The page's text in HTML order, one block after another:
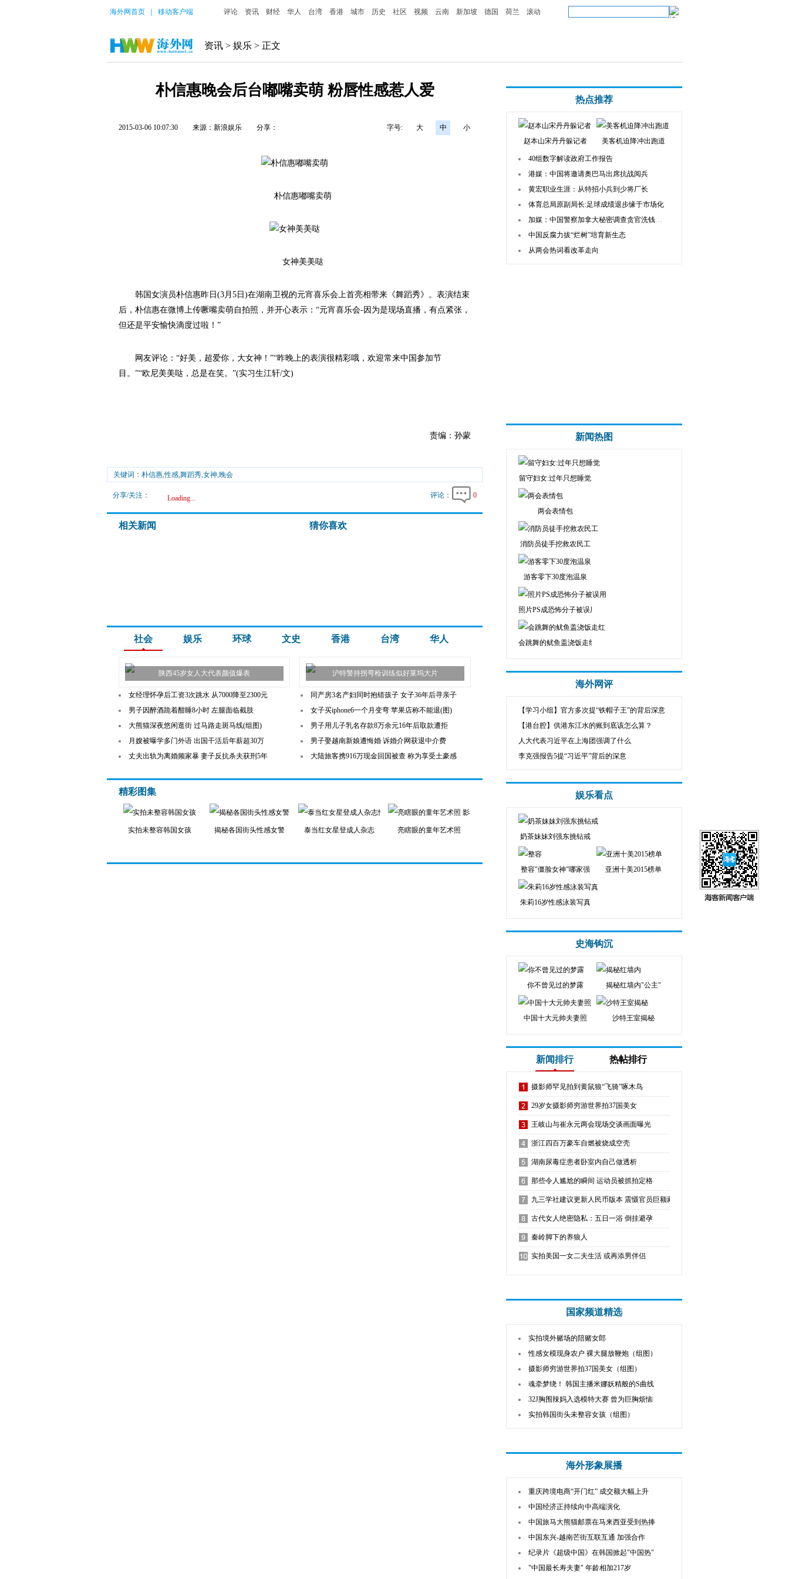
海外网首页 移动客户端 评论 资讯 财经 华人 台湾 香港 城市 历史 社区 视频 云南 新加坡 德国 荷兰 滚动
资讯 > 娱乐 > 正文
朴信惠晚会后台嘟嘴卖萌 粉唇性感惹人爱
2015-03-06 10:07:30 来源：新浪娱乐 分享： 字号: 大 中 小
朴信惠嘟嘴卖萌
女神美美哒
韩国女演员朴信惠昨日(3月5日)在湖南卫视的元宵喜乐会上首亮相带来《舞蹈秀》。表演结束
后，朴信惠在微博上传噘嘴卖萌自拍照，并开心表示：“元宵喜乐会-因为是现场直播，有点紧张，
但还是平安愉快滴度过啦！”
网友评论：“好美，超爱你，大女神！”“昨晚上的表演很精彩哦，欢迎常来中国参加节
目。”“欧尼美美哒，总是在笑。”(实习生江轩/文)
责编：孙蒙
关键词：朴信惠,性感,舞蹈秀,女神,晚会
分享/关注： Loading... 评论： 0
相关新闻 猜你喜欢
社会 娱乐 环球 文史 香港 台湾 华人
陕西45岁女人大代表颜值爆表 沪特警持拐弯枪训练似好莱坞大片
女经理怀孕后工资3次跳水 从7000降至2300元
男子因醉酒跪着酣睡8小时 左腿面临截肢
大熊猫深夜悠闲逛街 过马路走斑马线(组图)
月嫂被曝学多门外语 出国干活后年薪超30万
丈夫出轨为离婚频家暴 妻子反抗杀夫获刑5年
同产房3名产妇同时抱错孩子 女子36年后寻亲子
女子买iphone6一个月变弯 苹果店称不能退(图)
男子用儿子乳名存款8万余元16年后取款遭拒
男子娶越南新娘遭悔婚 诉婚介网获退中介费
大陆旅客携916万现金回国被查 称为享受土豪感
精彩图集
实拍未整容韩国女孩 揭秘各国街头性感女警 泰当红女星登成人杂志 亮瞎眼的童年艺术照
热点推荐
赵本山宋丹丹躲记者 美客机迫降冲出跑道
40组数字解读政府工作报告
港媒：中国将邀请奥巴马出席抗战阅兵
黄宏职业生涯：从特招小兵到少将厂长
体育总局原副局长:足球成绩退步缘于市场化
加媒：中国警察加拿大秘密调查贪官洗钱房产
中国反腐力拔“烂树”培育新生态
从两会热词看改革走向
新闻热图
留守妇女:过年只想睡觉
两会表情包
消防员徒手挖救农民工
游客零下30度泡温泉
照片PS成恐怖分子被误用
会跳舞的鱿鱼盖浇饭走红
海外网评
【学习小组】官方多次提“铁帽子王”的背后深意
【港台腔】供港东江水的账到底该怎么算？
人大代表习近平在上海团强调了什么
李克强报告5提“习近平”背后的深意
娱乐看点
奶茶妹妹刘强东挑钻戒
整容"僵脸女神"哪家强 亚洲十美2015榜单
朱莉16岁性感泳装写真
史海钩沉
你不曾见过的梦露 揭秘红墙内"公主"
中国十大元帅夫妻照 沙特王室揭秘
新闻排行 热帖排行
摄影师罕见拍到黄鼠狼“飞骑”啄木鸟
29岁女摄影师穷游世界拍37国美女
王岐山与崔永元两会现场交谈画面曝光
浙江四百万豪车自燃被烧成空壳
湖南尿毒症患者卧室内自己做透析
那些令人尴尬的瞬间 运动员被抓拍定格
古代女人绝密隐私：五日一浴 倒挂避孕
秦岭脚下的养狼人
实拍美国一女二夫生活 或再添男伴侣
国家频道精选
实拍境外赌场的陪赌女郎
性感女模现身农户 裸大腿放鞭炮（组图）
摄影师穷游世界拍37国美女（组图）
魂牵梦绕！ 韩国主播米娜妖精般的S曲线
32J胸围辣妈入选模特大赛 曾为巨胸烦恼
实拍韩国街头未整容女孩（组图）
海外形象展播
重庆跨境电商“开门红” 成交额大幅上升
中国经济正持续向中高端演化
中国旅马大熊猫邮票在马来西亚受到热捧
中国东兴-越南芒街互联互通 加强合作
纪录片《超级中国》在韩国掀起"中国热"
"中国最长寿夫妻" 年龄相加217岁